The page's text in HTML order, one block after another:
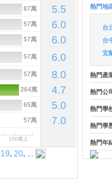
87萬 5.5
57萬 6.0
57萬 6.0
57萬 6.0
57萬 8.0
264萬 4.7
65萬 5.0
57萬 7.0
150萬上
19. 20. ...
熱門地
台
台
宜
熱門產
熱門公
熱門學
熱門學
熱門年